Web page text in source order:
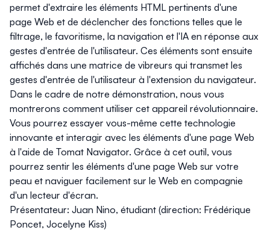
permet d'extraire les éléments HTML pertinents d'une
page Web et de déclencher des fonctions telles que le
filtrage, le favoritisme, la navigation et l'IA en réponse aux
gestes d'entrée de l'utilisateur. Ces éléments sont ensuite
affichés dans une matrice de vibreurs qui transmet les
gestes d'entrée de l'utilisateur à l'extension du navigateur.
Dans le cadre de notre démonstration, nous vous
montrerons comment utiliser cet appareil révolutionnaire.
Vous pourrez essayer vous-même cette technologie
innovante et interagir avec les éléments d'une page Web
à l'aide de Tomat Navigator. Grâce à cet outil, vous
pourrez sentir les éléments d'une page Web sur votre
peau et naviguer facilement sur le Web en compagnie
d'un lecteur d'écran.
Présentateur: Juan Nino, étudiant (direction: Frédérique
Poncet, Jocelyne Kiss)